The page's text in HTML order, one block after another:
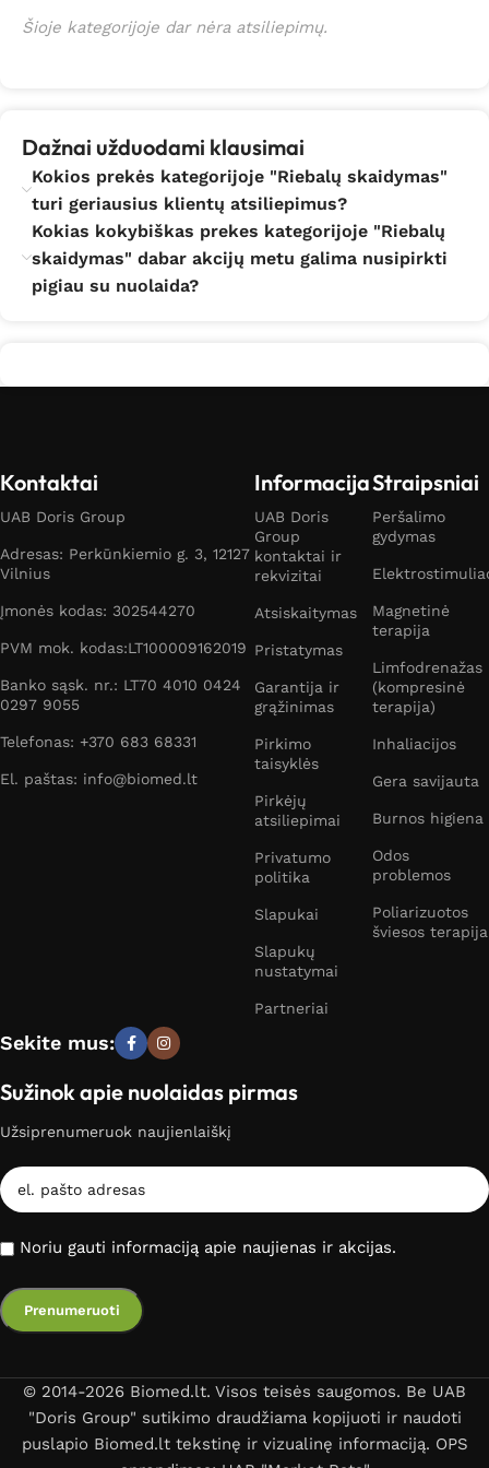
Panevėžyje ir kituose Lietuvos miestuose.
Šioje kategorijoje dar nėra atsiliepimų.
Dažnai užduodami klausimai
Kokios prekės kategorijoje "Riebalų skaidymas"
turi geriausius klientų atsiliepimus?
Kokias kokybiškas prekes kategorijoje "Riebalų
skaidymas" dabar akcijų metu galima nusipirkti
pigiau su nuolaida?
Kontaktai
UAB Doris Group
Adresas: Perkūnkiemio g. 3, 12127
Vilnius
Įmonės kodas: 302544270
PVM mok. kodas:LT100009162019
Banko sąsk. nr.: LT70 4010 0424
0297 9055
Telefonas: +370 683 68331
El. paštas: info@biomed.lt
Informacija
UAB Doris
Group
kontaktai ir
rekvizitai
Atsiskaitymas
Pristatymas
Garantija ir
grąžinimas
Pirkimo
taisyklės
Pirkėjų
atsiliepimai
Privatumo
politika
Slapukai
Slapukų
nustatymai
Partneriai
Straipsniai
Peršalimo
gydymas
Magnetinė
terapija
Limfodrenažas
(kompresinė
terapija)
Inhaliacijos
Gera savijauta
Burnos higiena
Odos
problemos
Poliarizuotos
šviesos terapija
Sekite mus:
Sužinok apie nuolaidas pirmas
Užsiprenumeruok naujienlaiškį
Noriu gauti informaciją apie naujienas ir akcijas.
© 2014-2026 Biomed.lt. Visos teisės saugomos. Be UAB
"Doris Group" sutikimo draudžiama kopijuoti ir naudoti
puslapio Biomed.lt tekstinę ir vizualinę informaciją. OPS